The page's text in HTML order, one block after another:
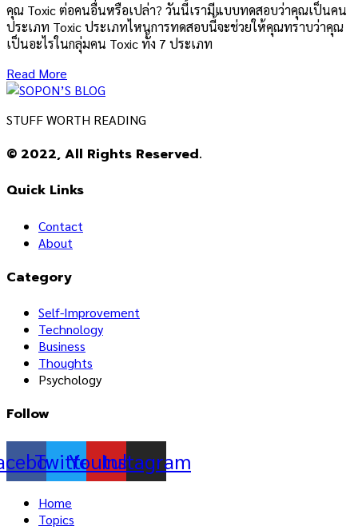
คุณ Toxic ต่อคนอื่นหรือเปล่า? วันนี้เรามีแบบทดสอบว่าคุณเป็นคน
ประเภท Toxic ประเภทไหนการทดสอบนี้จะช่วยให้คุณทราบว่าคุณ
เป็นอะไรในกลุ่มคน Toxic ทั้ง 7 ประเภท
Read More
STUFF WORTH READING
© 2022, All Rights Reserved.
Quick Links
Contact
About
Category
Self-Improvement
Technology
Business
Thoughts
Psychology
Follow
TwitterYoutube
Instagram
Home
Topics